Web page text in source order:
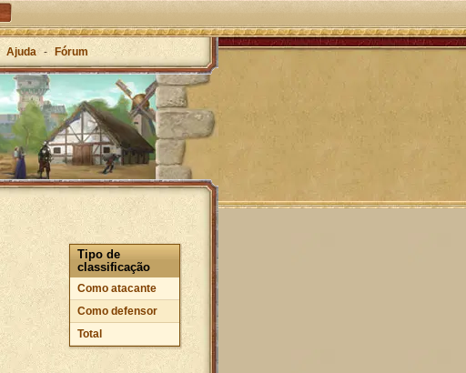
Ajuda - Fórum
Tipo de
classificação
Como atacante
Como defensor
Total